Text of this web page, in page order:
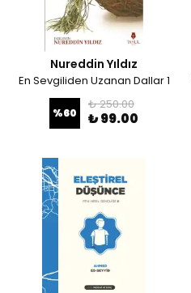
Nureddin Yıldız
En Sevgiliden Uzanan Dallar 1
%60
₺ 250.00
₺ 99.00